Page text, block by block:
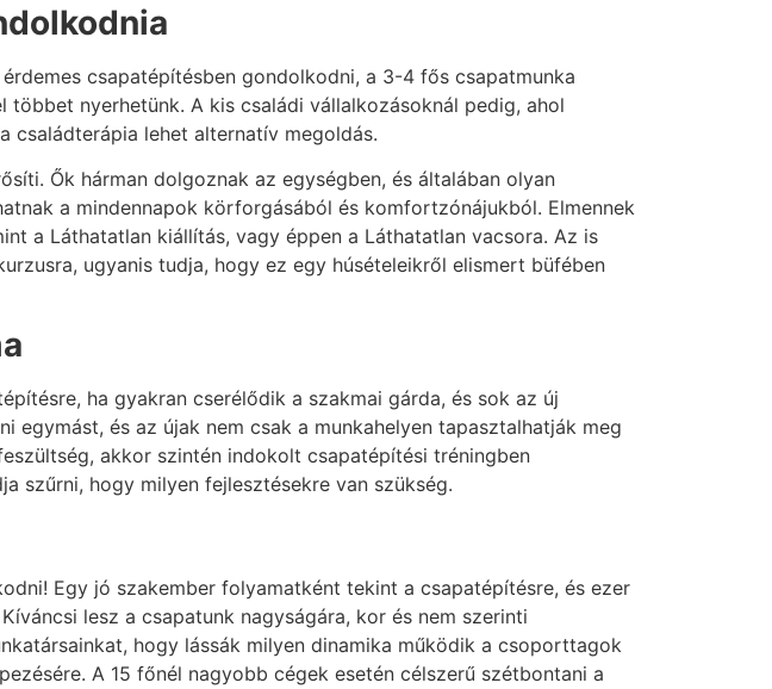
csapatépítésben gondolkodni, a 3-4 fős csapatmunka
nyerhetünk. A kis családi vállalkozásoknál pedig, ahol
családterápia lehet alternatív megoldás.
Ők hárman dolgoznak az egységben, és általában olyan
a mindennapok körforgásából és komfortzónájukból. Elmennek
a Láthatatlan kiállítás, vagy éppen a Láthatatlan vacsora. Az is
ugyanis tudja, hogy ez egy húsételeikről elismert büfében
ha gyakran cserélődik a szakmai gárda, és sok az új
egymást, és az újak nem csak a munkahelyen tapasztalhatják meg
akkor szintén indokolt csapatépítési tréningben
szűrni, hogy milyen fejlesztésekre van szükség.
Egy jó szakember folyamatként tekint a csapatépítésre, és ezer
lesz a csapatunk nagyságára, kor és nem szerinti
hogy lássák milyen dinamika működik a csoporttagok
A 15 főnél nagyobb cégek esetén célszerű szétbontani a